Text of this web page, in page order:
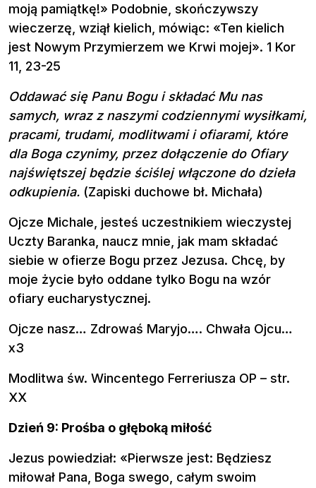
moją pamiątkę!» Podobnie, skończywszy
wieczerzę, wziął kielich, mówiąc: «Ten kielich
jest Nowym Przymierzem we Krwi mojej». 1 Kor
11, 23-25
Oddawać się Panu Bogu i składać Mu nas
samych, wraz z naszymi codziennymi wysiłkami,
pracami, trudami, modlitwami i ofiarami, które
dla Boga czynimy, przez dołączenie do Ofiary
najświętszej będzie ściślej włączone do dzieła
odkupienia. (Zapiski duchowe bł. Michała)
Ojcze Michale, jesteś uczestnikiem wieczystej
Uczty Baranka, naucz mnie, jak mam składać
siebie w ofierze Bogu przez Jezusa. Chcę, by
moje życie było oddane tylko Bogu na wzór
ofiary eucharystycznej.
Ojcze nasz… Zdrowaś Maryjo…. Chwała Ojcu…
x3
Modlitwa św. Wincentego Ferreriusza OP – str.
XX
Dzień 9: Prośba o głęboką miłość
Jezus powiedział: «Pierwsze jest: Będziesz
miłował Pana, Boga swego, całym swoim